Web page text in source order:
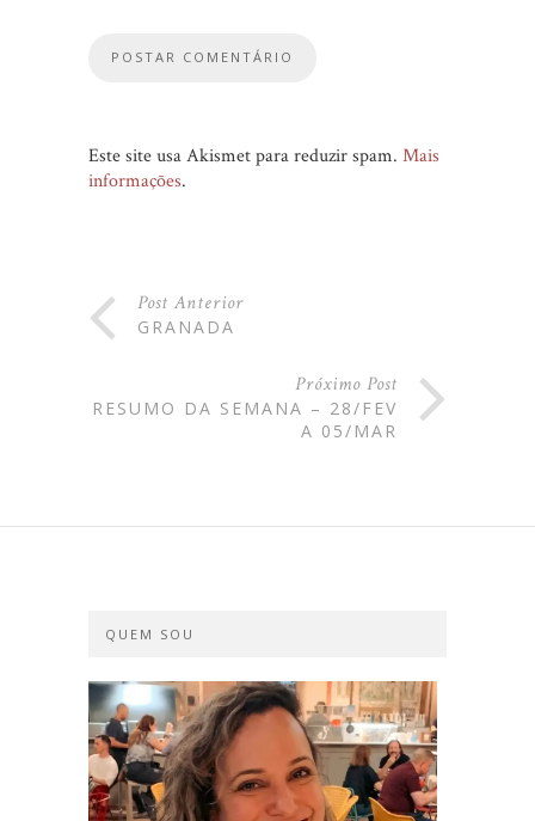
Este site usa Akismet para reduzir spam. Mais
informações.
Post Anterior
GRANADA
Próximo Post
RESUMO DA SEMANA – 28/FEV
A 05/MAR
QUEM SOU